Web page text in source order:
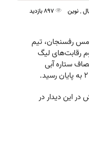
, نوین
رفسنجان، تیم
رقابت‌های لیگ
ستاره آبی
در این دیدار در